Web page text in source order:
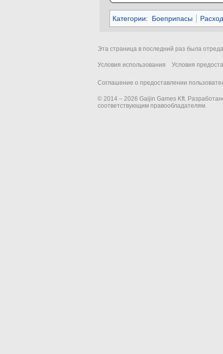
Категории: Боеприпасы
Эта страница в последний раз была
Условия использования Условия
Соглашение о предоставлении
© 2014 – 2026 Gaijin Games Kft.
соответствующим правообладателям.